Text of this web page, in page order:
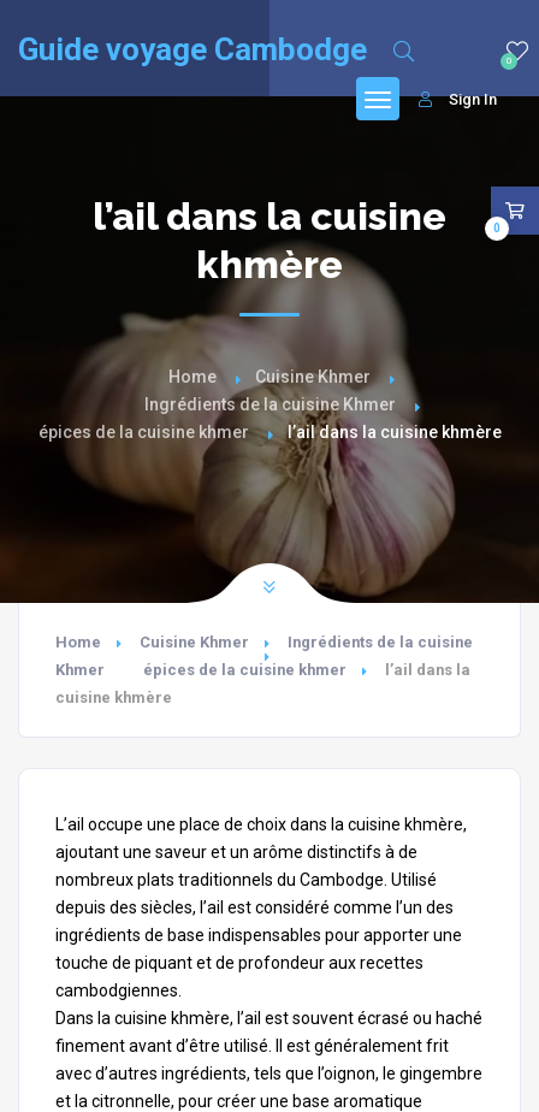
Guide voyage Cambodge 0
Sign In
l’ail dans la cuisine
khmère
Home
Cuisine Khmer
Ingrédients de la cuisine Khmer
épices de la cuisine khmer
l’ail dans la cuisine khmère
Home Cuisine Khmer
Ingrédients de la cuisine
Khmer
épices de la cuisine khmer
l’ail dans la
cuisine khmère
L’ail occupe une place de choix dans la cuisine khmère,
ajoutant une saveur et un arôme distinctifs à de
nombreux plats traditionnels du Cambodge. Utilisé
depuis des siècles, l’ail est considéré comme l’un des
ingrédients de base indispensables pour apporter une
touche de piquant et de profondeur aux recettes
cambodgiennes.
Dans la cuisine khmère, l’ail est souvent écrasé ou haché
finement avant d’être utilisé. Il est généralement frit
avec d’autres ingrédients, tels que l’oignon, le gingembre
et la citronnelle, pour créer une base aromatique
0